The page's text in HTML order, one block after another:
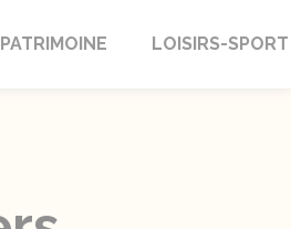
PATRIMOINE LOISIRS-SPORT